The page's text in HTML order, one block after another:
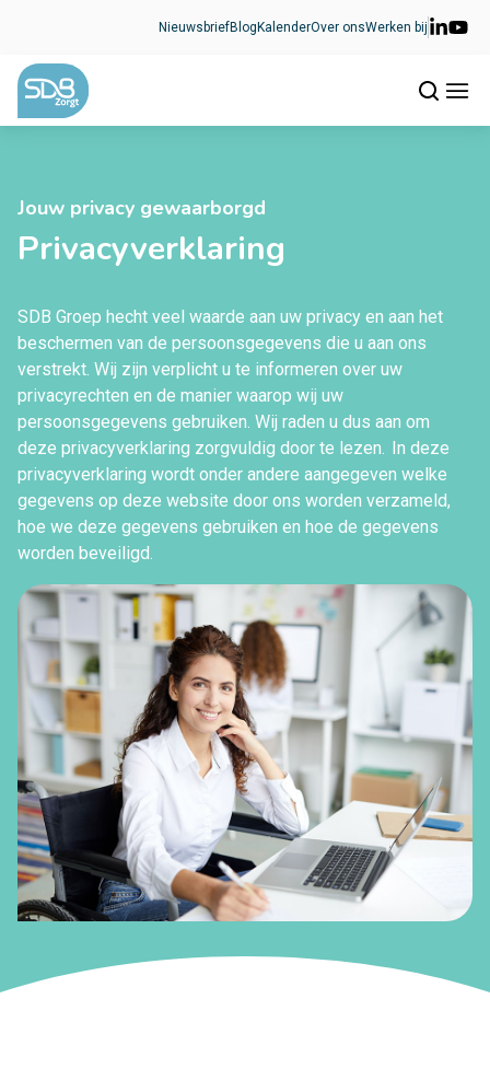
NieuwsbriefBlog KalenderOver onsWerken bij
Jouw privacy gewaarborgd
Privacyverklaring
SDB Groep hecht veel waarde aan uw privacy en aan het
beschermen van de persoonsgegevens die u aan ons
verstrekt. Wij zijn verplicht u te informeren over uw
privacyrechten en de manier waarop wij uw
persoonsgegevens gebruiken. Wij raden u dus aan om
deze privacyverklaring zorgvuldig door te lezen. In deze
privacyverklaring wordt onder andere aangegeven welke
gegevens op deze website door ons worden verzameld,
hoe we deze gegevens gebruiken en hoe de gegevens
worden beveiligd.